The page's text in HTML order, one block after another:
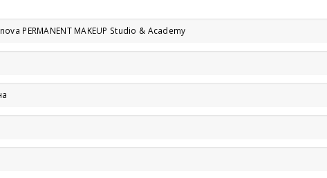
PERMANENT MAKEUP Studio & Academy